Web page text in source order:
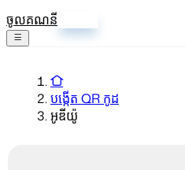
ចូលគណនី
បង្កើត QR កូដ
អូឌីយ៉ូ